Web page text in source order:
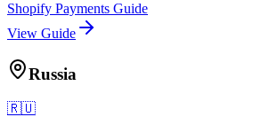
Shopify Payments Guide
View Guide
Russia
🇷🇺